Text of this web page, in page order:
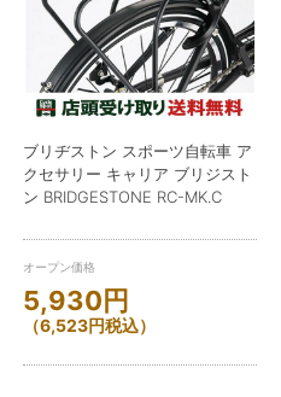
ブリヂストン スポーツ自転車 ア
クセサリー キャリア ブリジスト
ン BRIDGESTONE RC-MK.C
オープン価格
5,930円
（6,523円税込）